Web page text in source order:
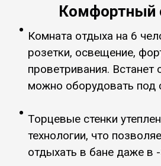
Комфортный
Комната отдыха на 6
розетки, освещение,
проветривания. Встанет
можно оборудовать под
Торцевые стенки
технологии, что
отдыхать в бане даже в